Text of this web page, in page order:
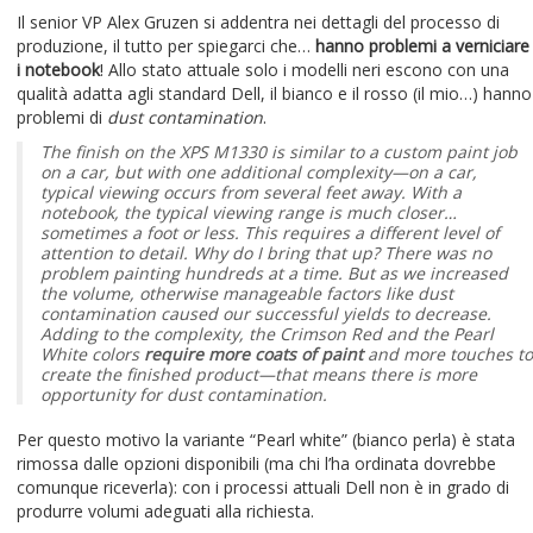
Il senior VP Alex Gruzen si addentra nei dettagli del processo di
produzione, il tutto per spiegarci che… hanno problemi a verniciare
i notebook! Allo stato attuale solo i modelli neri escono con una
qualità adatta agli standard Dell, il bianco e il rosso (il mio…) hanno
problemi di dust contamination.
The finish on the XPS M1330 is similar to a custom paint job
on a car, but with one additional complexity—on a car,
typical viewing occurs from several feet away. With a
notebook, the typical viewing range is much closer…
sometimes a foot or less. This requires a different level of
attention to detail. Why do I bring that up? There was no
problem painting hundreds at a time. But as we increased
the volume, otherwise manageable factors like dust
contamination caused our successful yields to decrease.
Adding to the complexity, the Crimson Red and the Pearl
White colors require more coats of paintand more touches to
create the finished product—that means there is more
opportunity for dust contamination.
Per questo motivo la variante “Pearl white” (bianco perla) è stata
rimossa dalle opzioni disponibili (ma chi l’ha ordinata dovrebbe
comunque riceverla): con i processi attuali Dell non è in grado di
produrre volumi adeguati alla richiesta.